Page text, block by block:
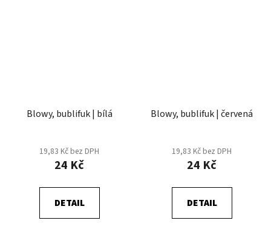
Blowy, bublifuk | bílá
19,83 Kč bez DPH
24 Kč
DETAIL
Blowy, bublifuk | červená
19,83 Kč bez DPH
24 Kč
DETAIL